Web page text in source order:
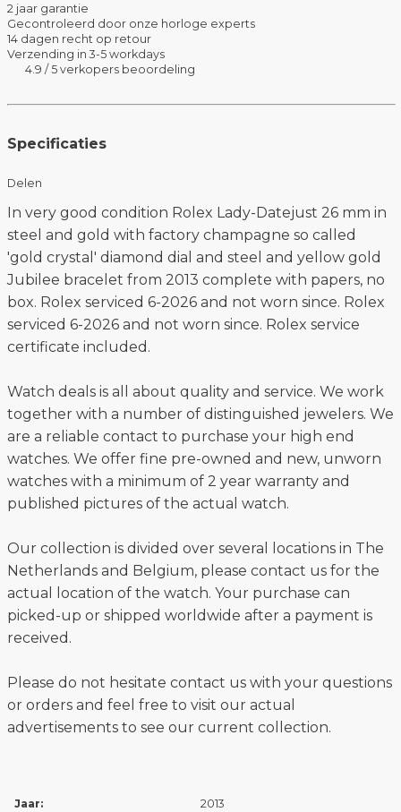
2 jaar garantie
Gecontroleerd door onze horloge experts
14 dagen recht op retour
Verzending in 3-5 workdays
4.9 / 5 verkopers beoordeling
Specificaties
Delen
In very good condition Rolex Lady-Datejust 26 mm in
steel and gold with factory champagne so called
'gold crystal' diamond dial and steel and yellow gold
Jubilee bracelet from 2013 complete with papers, no
box. Rolex serviced 6-2026 and not worn since. Rolex
serviced 6-2026 and not worn since. Rolex service
certificate included.
Watch deals is all about quality and service. We work
together with a number of distinguished jewelers. We
are a reliable contact to purchase your high end
watches. We offer fine pre-owned and new, unworn
watches with a minimum of 2 year warranty and
published pictures of the actual watch.
Our collection is divided over several locations in The
Netherlands and Belgium, please contact us for the
actual location of the watch. Your purchase can
picked-up or shipped worldwide after a payment is
received.
Please do not hesitate contact us with your questions
or orders and feel free to visit our actual
advertisements to see our current collection.
Jaar: 2013